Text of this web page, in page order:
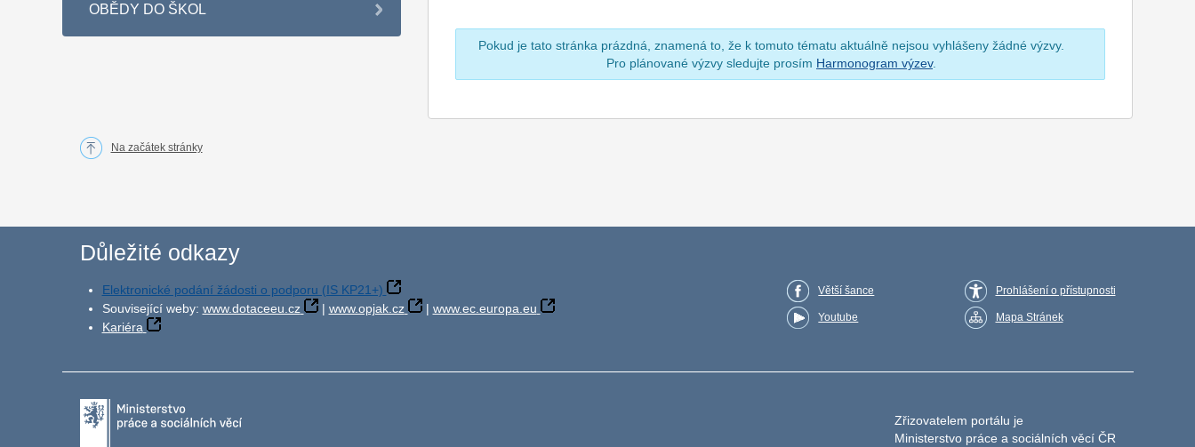
OBĚDY DO ŠKOL
Pokud je tato stránka prázdná, znamená to, že k tomuto tématu aktuálně nejsou vyhlášeny žádné výzvy.
Pro plánované výzvy sledujte prosím Harmonogram výzev.
Na začátek stránky
Důležité odkazy
Elektronické podání žádosti o podporu (IS KP21+)
Související weby: www.dotaceeu.cz | www.opjak.cz | www.ec.europa.eu
Kariéra
Větší šance
Youtube
Prohlášení o přístupnosti
Mapa Stránek
Zřizovatelem portálu je
Ministerstvo práce a sociálních věcí ČR